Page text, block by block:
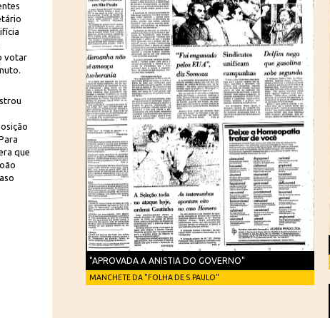
votar
que
"APROVADA A ANISTIA DO GOVERNO"
MANCHETE DA "FOLHA DE S.PAULO"